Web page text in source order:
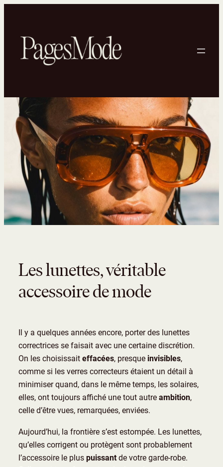
Les lunettes, véritable
accessoire de mode
Il y a quelques années encore, porter des lunettes
correctrices se faisait avec une certaine discrétion.
On les choisissait effacées, presque invisibles,
comme si les verres correcteurs étaient un détail à
minimiser quand, dans le même temps, les solaires,
elles, ont toujours affiché une tout autre ambition,
celle d’être vues, remarquées, enviées.
Aujourd’hui, la frontière s’est estompée. Les lunettes,
qu’elles corrigent ou protègent sont probablement
l’accessoire le plus puissantde votre garde-robe.